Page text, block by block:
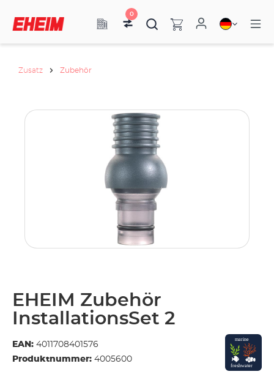
0
Zusatz Zubehör
EHEIM Zubehör
InstallationsSet 2
EAN: 4011708401576
Produktnummer: 4005600